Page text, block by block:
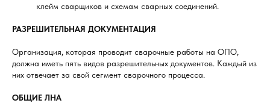
клейм сварщиков и схемам сварных соединений.
РАЗРЕШИТЕЛЬНАЯ ДОКУМЕНТАЦИЯ
Организация, которая проводит сварочные работы на ОПО,
должна иметь пять видов разрешительных документов. Каждый из
них отвечает за свой сегмент сварочного процесса.
ОБЩИЕ ЛНА